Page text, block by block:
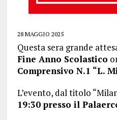
28 MAGGIO 2025
Questa sera grande
Fine Anno Scolastico
Comprensivo N.1 “L.
L’evento, dal titolo
19:30 presso il